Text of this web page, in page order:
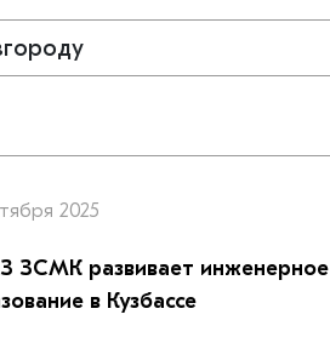
2025
ЗСМК развивает инженерное
в Кузбассе